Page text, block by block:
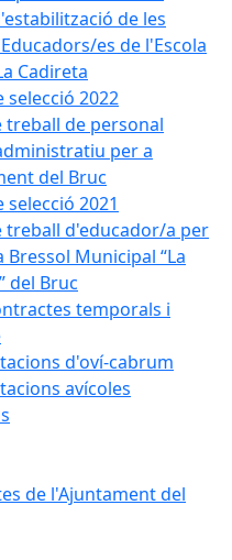
de les
es de l'Escola
Cadireta
selecció 2022
treball de personal
per a
del Bruc
selecció 2021
treball d'educador/a per
Bressol Municipal “La
del Bruc
temporals i
d'oví-cabrum
avícoles
de l'Ajuntament del